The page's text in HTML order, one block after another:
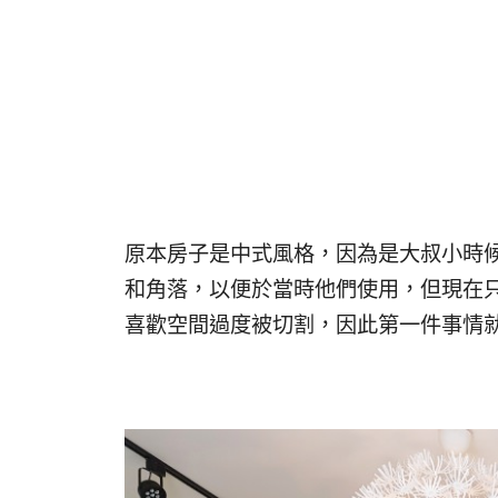
原本房子是中式風格，因為是大叔小時
和角落，以便於當時他們使用，但現在
喜歡空間過度被切割，因此第一件事情